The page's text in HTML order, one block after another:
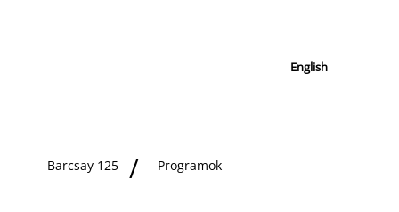
English
Barcsay 125 Programok